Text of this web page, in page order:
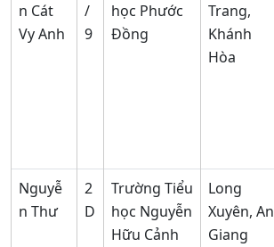
n Cát
Vy Anh
/
9
học Phước
Đồng
Trang,
Khánh
Hòa
Nguyễ
n Thư
2
D
Trường Tiểu
học Nguyễn
Hữu Cảnh
Long
Xuyên, An
Giang